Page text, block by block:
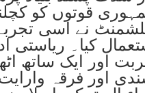
قوتوں کو
نے اسی
کیا۔ ریاستی
اور ایک ساتھ
اور فرقہ